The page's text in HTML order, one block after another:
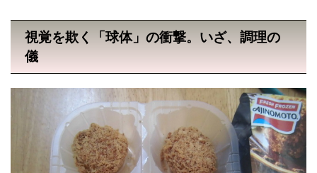
視覚を欺く「球体」の衝撃。いざ、調理の
儀